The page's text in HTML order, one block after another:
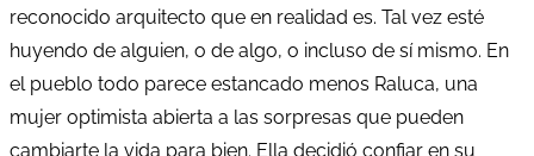
reconocido arquitecto que en realidad es. Tal vez esté
huyendo de alguien, o de algo, o incluso de sí mismo. En
el pueblo todo parece estancado menos Raluca, una
mujer optimista abierta a las sorpresas que pueden
cambiarte la vida para bien. Ella decidió confiar en su